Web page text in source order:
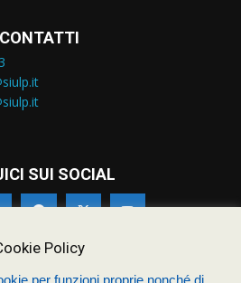
CONTATTI
SUI SOCIAL
Policy